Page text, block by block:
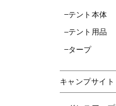
テント本体
テント用品
タープ
キャンプサイト